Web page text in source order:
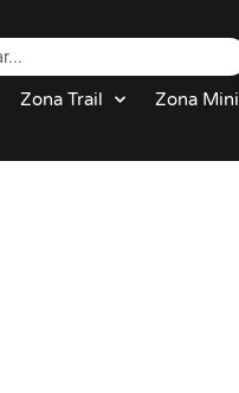
Zona Trail Zona Mini